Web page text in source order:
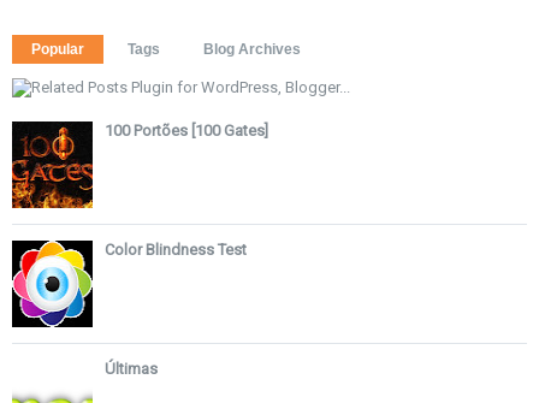
Popular Tags Blog Archives
100 Portões [100 Gates]
Color Blindness Test
Últimas